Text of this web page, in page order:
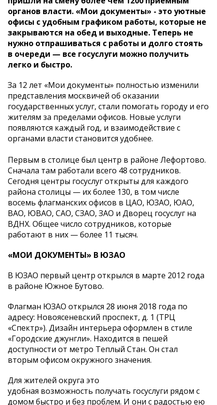
органов власти. «Мои документы» - это уютные
офисы с удобным графиком работы, которые не
закрываются на обед и выходные. Теперь не
нужно отпрашиваться с работы и долго стоять
в очереди — все госуслуги можно получить
легко и быстро.
За 12 лет «Мои документы» полностью изменили
представления москвичей об оказании
государственных услуг, стали помогать городу и его
жителям за пределами офисов. Новые услуги
появляются каждый год, и взаимодействие с
органами власти становится удобнее.
Первым в столице был центр в районе Лефортово.
Сначала там работали всего 48 сотрудников.
Сегодня центры госуслуг открыты для каждого
района столицы — их более 130, в том числе
восемь флагманских офисов в ЦАО, ЮЗАО, ЮАО,
ВАО, ЮВАО, САО, СЗАО, ЗАО и Дворец госуслуг на
ВДНХ. Общее число сотрудников, которые
работают в них — более 11 тысяч.
«МОИ ДОКУМЕНТЫ» В ЮЗАО
В ЮЗАО первый центр открылся в марте 2012 года
в районе Южное Бутово.
Флагман ЮЗАО открылся 28 июня 2018 года по
адресу: Новоясеневский проспект, д. 1 (ТРЦ
«Спектр»). Дизайн интерьера оформлен в стиле
«Городские джунгли». Находится в пешей
доступности от метро Теплый Стан. Он стал
вторым офисом окружного значения.
Для жителей округа это
удобная возможность получать госуслуги рядом с
домом быстро и без проблем. И они с радостью ею